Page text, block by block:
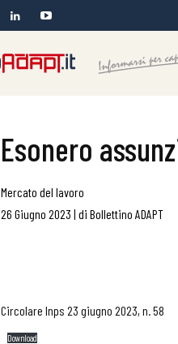
Esonero
Mercato del lavoro
26 Giugno 2023 | di Bollettino ADAPT
Circolare Inps 23 giugno 2023, n. 58
Download